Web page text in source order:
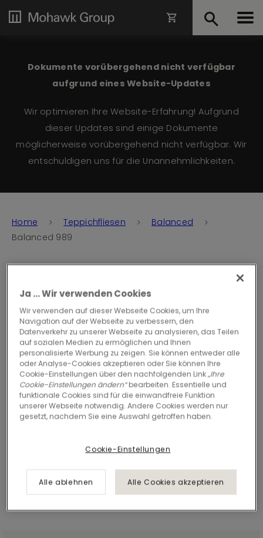
Dokumente vorübergehend nicht verfügbar
aufgrund eines Website-Updates
Wir optimieren Ihre Website-Erfahrung! Aufgrund
dieser Updates sind einige Dokumente
möglicherweise vorübergehend nicht verfügbar. Wir
entschuldigen uns für die Unannehmlichkeiten.
Home Teppichfliesen
Balanced
Balanced 989
Ja ... Wir verwenden Cookies
Wir verwenden auf dieser Webseite Cookies, um Ihre
Navigation auf der Webseite zu verbessern, den
Datenverkehr zu unserer Webseite zu analysieren, das Teilen
auf sozialen Medien zu ermöglichen und Ihnen
personalisierte Werbung zu zeigen. Sie können entweder alle
oder Analyse-Cookies akzeptieren oder Sie können Ihre
Cookie-Einstellungen über den nachfolgenden Link„Ihre
Cookie-Einstellungen ändern“bearbeiten. Essentielle und
funktionale Cookies sind für die einwandfreie Funktion
unserer Webseite notwendig. Andere Cookies werden nur
gesetzt, nachdem Sie eine Auswahl getroffen haben.
Cookie-Einstellungen
Alle ablehnen Alle Cookies akzeptieren